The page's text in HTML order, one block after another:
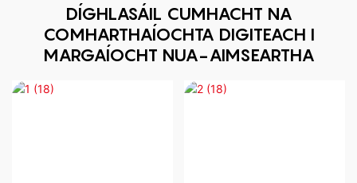
DÍGHLASÁIL CUMHACHT NA
COMHARTHAÍOCHTA DIGITEACH I
MARGAÍOCHT NUA-AIMSEARTHA